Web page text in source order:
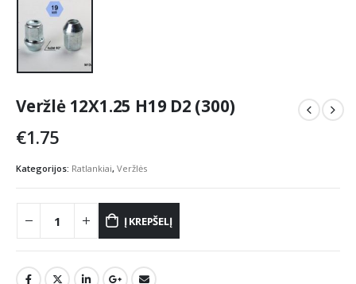
Veržlė 12X1.25 H19 D2 (300)
€1.75
Kategorijos: Ratlankiai, Veržlės
Į KREPŠELĮ